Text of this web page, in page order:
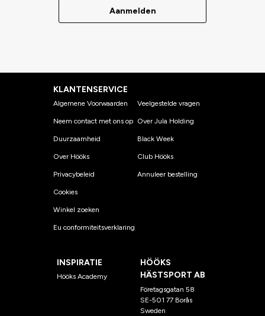
Aanmelden
KLANTENSERVICE
Algemene Voorwaarden
Neem contact met ons op
Duurzaamheid
Over Hööks
Privacybeleid
Cookies
Winkel zoeken
Eu conformiteitsverklaring
Veelgestelde vragen
Over Jula Holding
Black Week
Club Hööks
Annuleer bestelling
INSPIRATIE
Hööks Academy
HÖÖKS
HÄSTSPORT AB
Företagsgatan 58
SE-501 77 Borås
Sweden